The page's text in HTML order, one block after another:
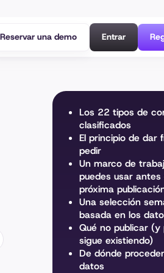
Reservar una demo Entrar
Los 22 tipos de
clasificados
El principio de dar
pedir
Un marco de
puedes usar
próxima
Una selección
basada en los
Qué no publicar (y
sigue existiendo)
De dónde
datos